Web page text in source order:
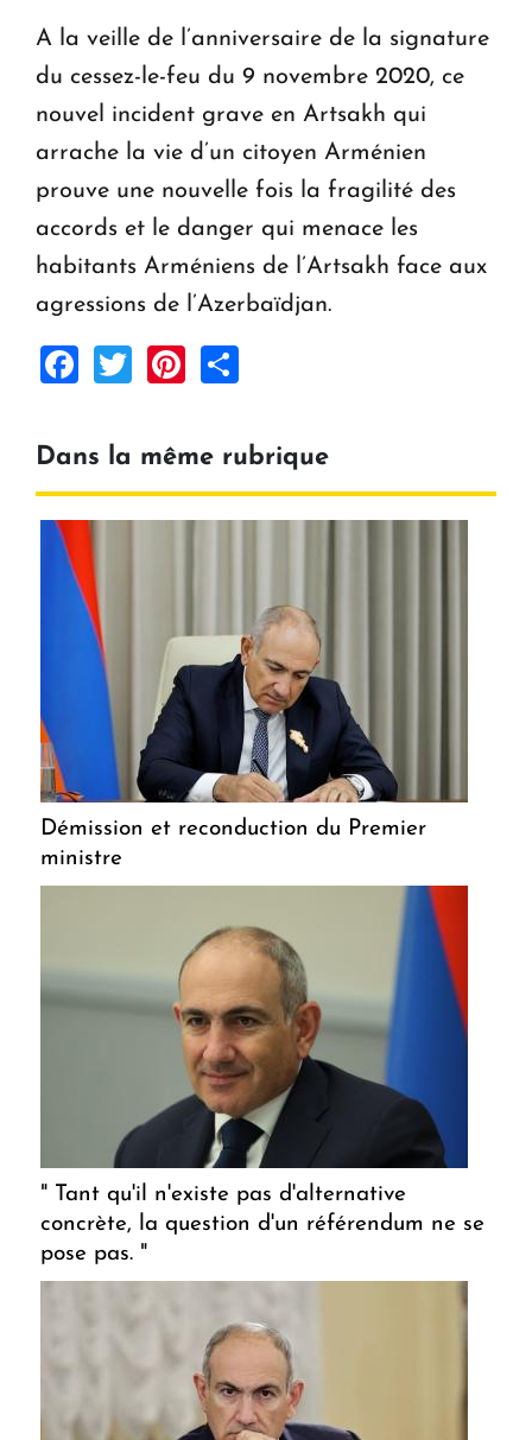
A la veille de l’anniversaire de la signature
du cessez-le-feu du 9 novembre 2020, ce
nouvel incident grave en Artsakh qui
arrache la vie d’un citoyen Arménien
prouve une nouvelle fois la fragilité des
accords et le danger qui menace les
habitants Arméniens de l’Artsakh face aux
agressions de l’Azerbaïdjan.
Facebook
TwitterPinterest
Dans la même rubrique
Démission et reconduction du Premier
ministre
" Tant qu'il n'existe pas d'alternative
concrète, la question d'un référendum ne se
pose pas. "